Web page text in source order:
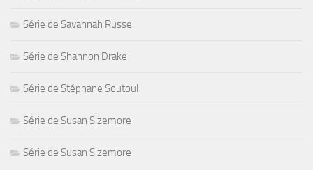
Série de Savannah Russe
Série de Shannon Drake
Série de Stéphane Soutoul
Série de Susan Sizemore
Série de Susan Sizemore